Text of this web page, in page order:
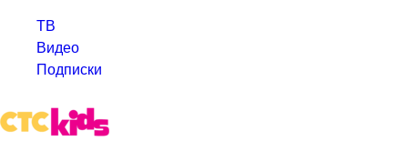
ТВ
Видео
Подписки